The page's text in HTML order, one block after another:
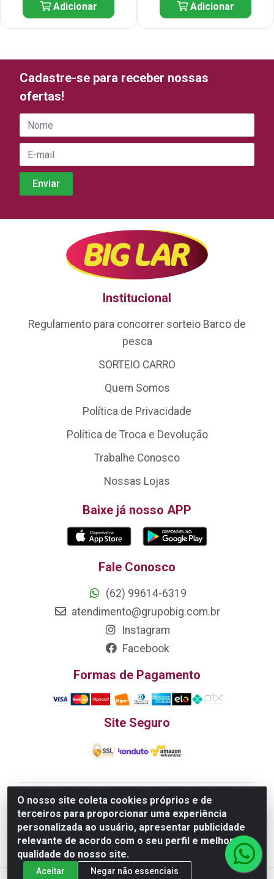
Adicionar Adicionar
O nosso site coleta cookies próprios e de
terceiros para proporcionar uma experiência
personalizada ao usuário, apresentar publicidade
relevante de acordo com o seu perfil e melhorar a
qualidade do nosso site.
Aceitar Negar não essenciais
Cadastre-se para receber nossas
ofertas!
Institucional
Regulamento para concorrer sorteio Barco de
pesca
SORTEIO CARRO
Quem Somos
Política de Privacidade
Política de Troca e Devolução
Trabalhe Conosco
Nossas Lojas
Baixe já nosso APP
Fale Conosco
(62) 99614-6319
atendimento@grupobig.com.br
Instagram
Facebook
Formas de Pagamento
Site Seguro
Edn Utilidades Domésticas Importação e Exportação
LTDA - R. Edmundo Pinto da Cunha, LT APM 06, N 133 -
Res. Luiza Monteiro, Trindade - GO, 75385-000 - CNPJ
20.758.851.0045/26